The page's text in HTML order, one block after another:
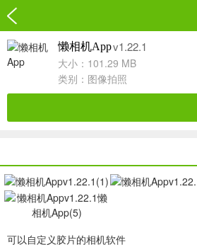
懒相机Appv1.22.1
大小：101.29 MB
类别： 图像拍照
可以自定义胶片的相机软件